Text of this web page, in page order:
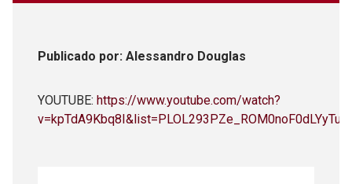
Publicado por: Alessandro Douglas
YOUTUBE: https://www.youtube.com/watch?